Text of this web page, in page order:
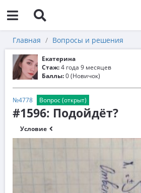
Главная Вопросы и решения
Екатерина
Стаж:4 года 9 месяцев
Баллы:0 (Новичок)
№4778 Вопрос (открыт)
#1596: Подойдёт?
Условие